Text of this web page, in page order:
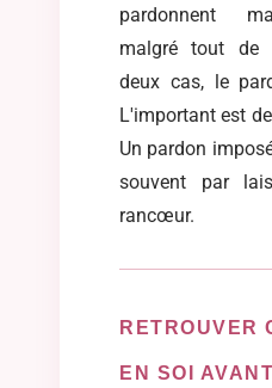
pardonnent
malgré tout de
deux cas, le
L'important est
Un pardon
souvent par
rancœur.
RETROUVER
EN SOI